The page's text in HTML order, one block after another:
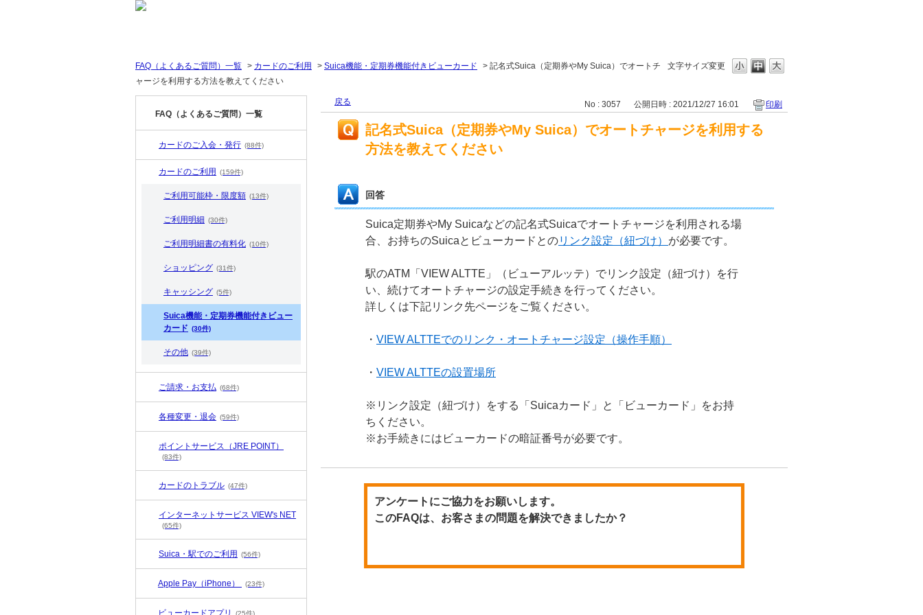
文字サイズ変更
FAQ（よくあるご質問）一覧 > カードのご利用 > Suica機能・定期券機能付きビューカード > 記名式Suica（定期券やMy Suica）でオートチ
ャージを利用する方法を教えてください
FAQ（よくあるご質問）一覧
カードのご入会・発行 (88件)
カードのご利用 (159件)
ご利用可能枠・限度額 (13件)
ご利用明細 (30件)
ご利用明細書の有料化 (10件)
ショッピング (31件)
キャッシング (5件)
Suica機能・定期券機能付きビュー
カード (30件)
その他 (39件)
ご請求・お支払 (68件)
各種変更・退会 (59件)
ポイントサービス（JRE POINT）
(83件)
カードのトラブル (47件)
インターネットサービス VIEW's NET
(65件)
Suica・駅でのご利用 (56件)
Apple Pay（iPhone） (23件)
ビューカードアプリ (25件)
戻る No : 3057 公開日時 : 2021/12/27 16:01 印刷
記名式Suica（定期券やMy Suica）でオートチャージを利用する
方法を教えてください
回答
Suica定期券やMy Suicaなどの記名式Suicaでオートチャージを利用される場
合、お持ちのSuicaとビューカードとのリンク設定（紐づけ） が必要です。
駅のATM「VIEW ALTTE」（ビューアルッテ）でリンク設定（紐づけ）を行
い、続けてオートチャージの設定手続きを行ってください。
詳しくは下記リンク先ページをご覧ください。
・ VIEW ALTTEでのリンク・オートチャージ設定（操作手順）
・ VIEW ALTTEの設置場所
※リンク設定（紐づけ）をする「Suicaカード」と「ビューカード」をお持
ちください。
※お手続きにはビューカードの暗証番号が必要です。
アンケートにご協力をお願いします。
このFAQは、お客さまの問題を解決できましたか？